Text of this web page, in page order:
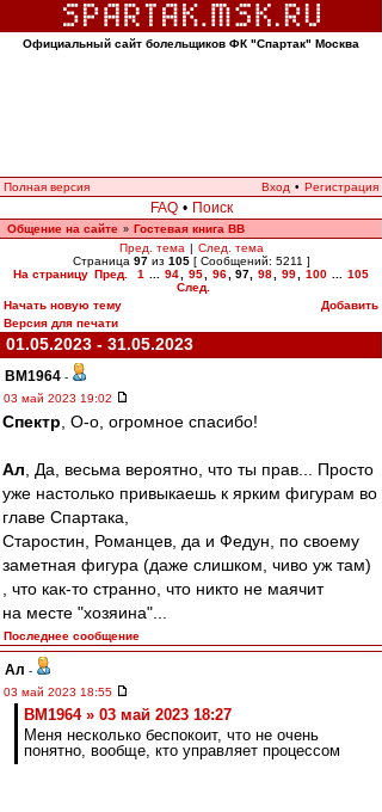
Официальный сайт болельщиков ФК "Спартак" Москва
Полная версия Вход • Регистрация
FAQ • Поиск
Общение на сайте » Гостевая книга ВВ
Пред. тема | След. тема
Страница 97из 105[ Сообщений: 5211 ]
На страницу Пред. 1 94 95 96 97 98 99 100
105
След.
Начать новую тему
Добавить
Версия для печати
01.05.2023 - 31.05.2023
BM1964 -
03 май 2023 19:02
Спектр , О-о, огромное спасибо!
Ал , Да, весьма вероятно, что ты прав... Просто
уже настолько привыкаешь к ярким фигурам во
главе Спартака,
Старостин, Романцев, да и Федун, по своему
заметная фигура (даже слишком, чиво уж там)
, что как-то странно, что никто не маячит
на месте "хозяина"...
Последнее сообщение
Ал -
03 май 2023 18:55
BM1964 » 03 май 2023 18:27
Меня несколько беспокоит, что не очень
понятно, вообще, кто управляет процессом